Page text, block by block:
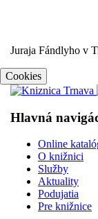
Juraja Fándlyho v
Cookies
Hlavná
Online
O knižnici
Služby
Aktuality
Podujatia
Pre knižnice